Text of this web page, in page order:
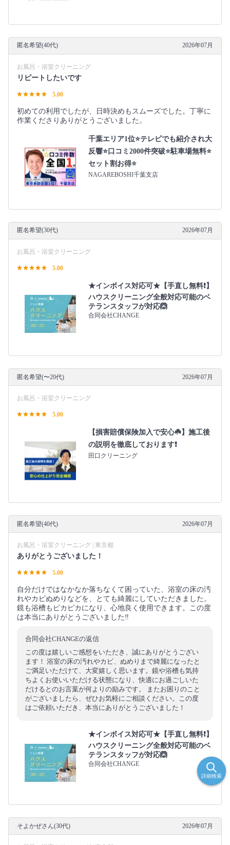
匿名希望(40代) 2026年07月
お風呂・浴室クリーニング
リピートしたいです
5.00
初めての利用でしたが、日時決めもスムーズでした。丁寧に
作業くださりありがとうございました。
千葉エリア1位⭐テレビでも紹介され大
反響⭐️口コミ2000件突破⭐️駐車場無料⭐
セット割お得⭐
NAGAREBOSHI千葉支店
匿名希望(30代) 2026年07月
お風呂・浴室クリーニング
5.00
★インボイス対応可★【手直し無料❗️】
ハウスクリーニング全般対応可能のベ
テランスタッフが対応🙆
合同会社CHANGE
匿名希望(〜20代) 2026年07月
お風呂・浴室クリーニング
5.00
【損害賠償保険加入で安心☘️】施工後
の説明を徹底しております❗️
田口クリーニング
匿名希望(40代) 2026年07月
お風呂・浴室クリーニング | 東京都
ありがとうございました！
5.00
自分だけではなかなか落ちなくて困っていた、浴室の床の汚
れやカビぬめりなどを、とても綺麗にしていただきました。
鏡も浴槽もピカピカになり、心地良く使用できます。この度
は本当にありがとうございました‼︎
合同会社CHANGEの返信
この度は嬉しいご感想をいただき、誠にありがとうござい
ます！ 浴室の床の汚れやカビ、ぬめりまで綺麗になったと
ご満足いただけて、大変嬉しく思います。鏡や浴槽も気持
ちよくお使いいただける状態になり、快適にお過ごしいた
だけるとのお言葉が何よりの励みです。 またお困りのこと
がございましたら、ぜひお気軽にご相談ください。この度
はご依頼いただき、本当にありがとうございました！
★インボイス対応可★【手直し無料❗️】
ハウスクリーニング全般対応可能のベ
テランスタッフが対応🙆
合同会社CHANGE
そよかぜさん(30代) 2026年07月
詳細検索